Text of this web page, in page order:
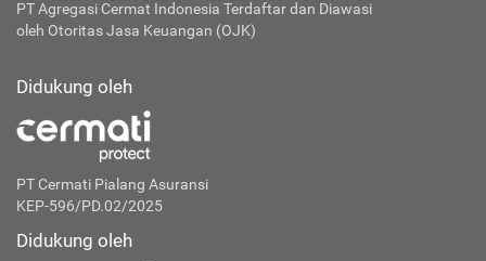
PT Agregasi Cermat Indonesia Terdaftar dan Diawasi
oleh Otoritas Jasa Keuangan (OJK)
Didukung oleh
PT Cermati Pialang Asuransi
KEP-596/PD.02/2025
Didukung oleh